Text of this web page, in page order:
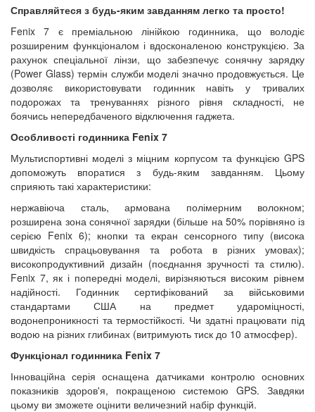
Справляйтеся з будь-яким завданням легко та просто!
Fenix 7 є преміальною лінійкою годинника, що володіє
розширеним функціоналом і вдосконаленою конструкцією. За
рахунок спеціальної лінзи, що забезпечує сонячну зарядку
(Power Glass) термін служби моделі значно продовжується. Це
дозволяє використовувати годинник навіть у тривалих
подорожах та тренуваннях різного рівня складності, не
боячись непередбаченого відключення гаджета.
Особливості годинника Fenix 7
Мультиспортивні моделі з міцним корпусом та функцією GPS
допоможуть впоратися з будь-яким завданням. Цьому
сприяють такі характеристики:
нержавіюча сталь, армована полімерним волокном;
розширена зона сонячної зарядки (більше на 50% порівняно із
серією Fenix 6); кнопки та екран сенсорного типу (висока
швидкість спрацьовування та робота в різних умовах);
високопродуктивний дизайн (поєднання зручності та стилю).
Fenix 7, як і попередні моделі, вирізняються високим рівнем
надійності. Годинник сертифікований за військовими
стандартами США на предмет удароміцності,
водонепроникності та термостійкості. Чи здатні працювати під
водою на різних глибинах (витримують тиск до 10 атмосфер).
Функціонал годинника Fenix 7
Інноваційна серія оснащена датчиками контролю основних
показників здоров'я, покращеною системою GPS. Завдяки
цьому ви зможете оцінити величезний набір функцій.